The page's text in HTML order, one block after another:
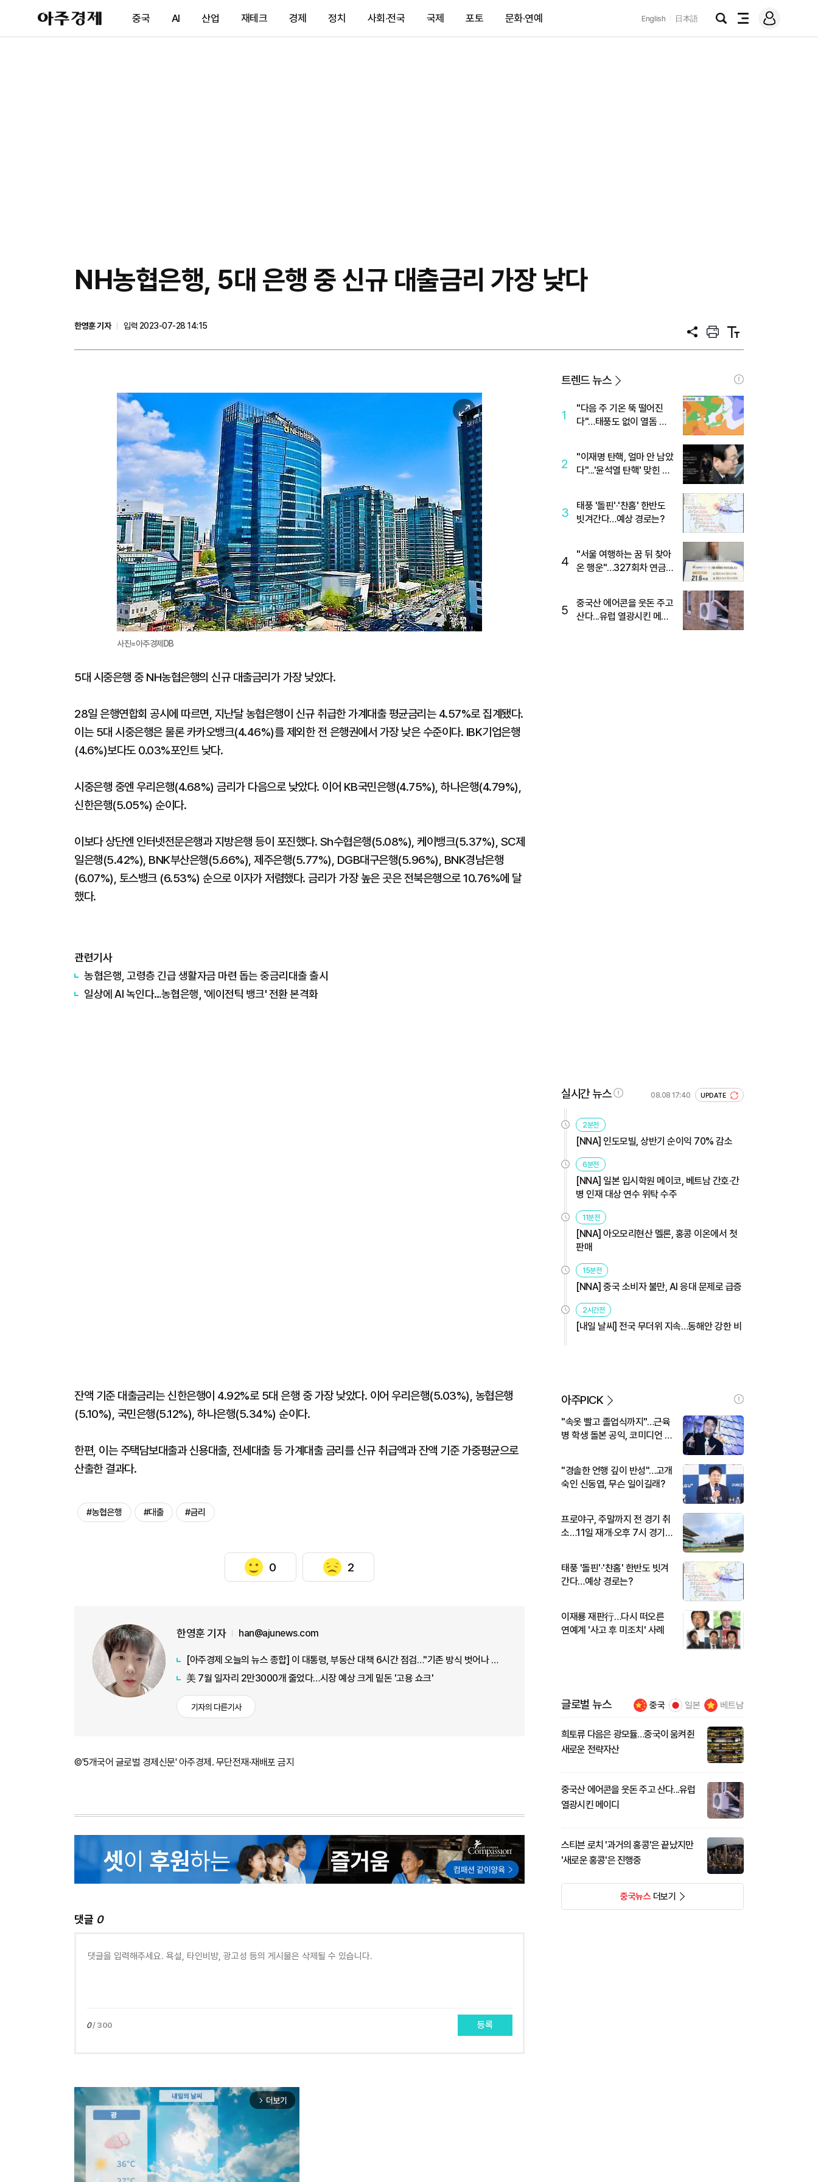
아
주
제
중국 AI 산업 재테크 경제 정치 사회·전국 국제 포토 문화·연예 English 日本語
검
전
메
그
NH농협은행, 5대 은행 중 신규 대출금리 가장 낮다
한영훈 기자
입력 2023-07-28 14:15
공
프
트
텍
트
이
미
지
확
대
사진=아주경제DB
5대 시중은행 중 NH농협은행의 신규 대출금리가 가장 낮았다.
28일 은행연합회 공시에 따르면, 지난달 농협은행이 신규 취급한 가계대출 평균금리는 4.57%로 집계됐다.
이는 5대 시중은행은 물론 카카오뱅크(4.46%)를 제외한 전 은행권에서 가장 낮은 수준이다. IBK기업은행
(4.6%)보다도 0.03%포인트 낮다.
시중은행 중엔 우리은행(4.68%) 금리가 다음으로 낮았다. 이어 KB국민은행(4.75%), 하나은행(4.79%),
신한은행(5.05%) 순이다.
이보다 상단엔 인터넷전문은행과 지방은행 등이 포진했다. Sh수협은행(5.08%), 케이뱅크(5.37%), SC제
일은행(5.42%), BNK부산은행(5.66%), 제주은행(5.77%), DGB대구은행(5.96%), BNK경남은행
(6.07%), 토스뱅크 (6.53%) 순으로 이자가 저렴했다. 금리가 가장 높은 곳은 전북은행으로 10.76%에 달
했다.
관련기사
농협은행, 고령층 긴급 생활자금 마련 돕는 중금리대출 출시
일상에 AI 녹인다…농협은행, '에이전틱 뱅크' 전환 본격화
잔액 기준 대출금리는 신한은행이 4.92%로 5대 은행 중 가장 낮았다. 이어 우리은행(5.03%), 농협은행
(5.10%), 국민은행(5.12%), 하나은행(5.34%) 순이다.
한편, 이는 주택담보대출과 신용대출, 전세대출 등 가계대출 금리를 신규 취급액과 잔액 기준 가중평균으로
산출한 결과다.
#농협은행 #대출 #금리
0 2
한영훈 기자 han@ajunews.com
[아주경제 오늘의 뉴스 종합] 이 대통령, 부동산 대책 6시간 점검…"기존 방식 벗어나 과감히 실행" 外
美 7월 일자리 2만3000개 줄었다…시장 예상 크게 밑돈 '고용 쇼크'
기자의 다른기사
©'5개국어 글로벌 경제신문' 아주경제. 무단전재·재배포 금지
댓글 0
0/ 300 등록
arrow_forward_ios 더보기
트렌드 뉴스
1
"다음 주 기온 뚝 떨어진
다"…태풍도 없이 열돔 박
2
"이재명 탄핵, 얼마 안 남았
다"...'윤석열 탄핵' 맞힌 무
3
태풍 '돌핀'·'찬홈' 한반도
빗겨간다…예상 경로는?
4
"서울 여행하는 꿈 뒤 찾아
온 행운"…327회차 연금
5
중국산 에어콘을 웃돈 주고
산다...유럽 열광시킨 메이
실시간 뉴스 08.08 17:40 UPDATE
2분전
[NNA] 인도모빌, 상반기 순이익 70% 감소
6분전
[NNA] 일본 입시학원 메이코, 베트남 간호·간
병 인재 대상 연수 위탁 수주
11분전
[NNA] 아오모리현산 멜론, 홍콩 이온에서 첫
판매
15분전
[NNA] 중국 소비자 불만, AI 응대 문제로 급증
2시간전
[내일 날씨] 전국 무더위 지속…동해안 강한 비
아주PICK
"속옷 빨고 졸업식까지"…근육
병 학생 돌본 공익, 코미디언 김
"경솔한 언행 깊이 반성"…고개
숙인 신동엽, 무슨 일이길래?
프로야구, 주말까지 전 경기 취
소…11일 재개·오후 7시 경기
태풍 '돌핀'·'찬홈' 한반도 빗겨
간다…예상 경로는?
이재룡 재판行…다시 떠오른
연예계 '사고 후 미조치' 사례
글로벌 뉴스 중국 일본 베트남
희토류 다음은 광모듈…중국이 움켜쥔
새로운 전략자산
중국산 에어콘을 웃돈 주고 산다...유럽
열광시킨 메이디
스티븐 로치 '과거의 홍콩'은 끝났지만
'새로운 홍콩'은 진행중
중국뉴스더보기